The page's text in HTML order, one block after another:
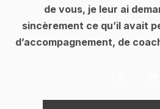
de vous, je leur ai
sincèrement ce qu’il avait
d’accompagnement, de
e
k